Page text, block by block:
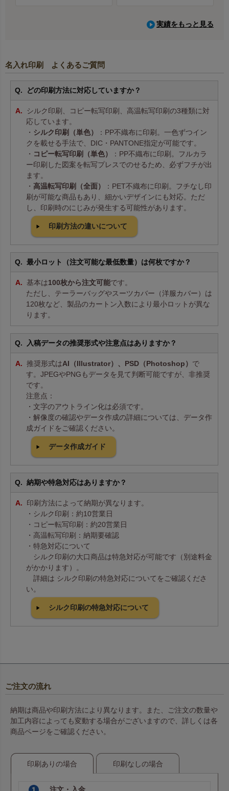
実績をもっと見る
名入れ印刷 よくあるご質問
どの印刷方法に対応していますか？
シルク印刷、コピー転写印刷、高温転写印刷の3種類に対
応しています。
・ シルク印刷（単色）
：PP不織布に印刷。一色ずつイン
クを載せる手法で、DIC・PANTONE指定が可能です。
・ コピー転写印刷（単色）
：PP不織布に印刷。フルカラ
ー印刷した図案を転写プレスでのせるため、必ずフチが出
ます。
・ 高温転写印刷（全面）
：PET不織布に印刷。フチなし印
刷が可能な商品もあり、細かいデザインにも対応。ただ
し、印刷時のにじみが発生する可能性があります。
印刷方法の違いについて
最小ロット（注文可能な最低数量）は何枚ですか？
基本は100枚から注文可能です。
ただし、テーラーバッグやスーツカバー（洋服カバー）は
120枚など、製品のカートン入数により最小ロットが異な
ります。
入稿データの推奨形式や注意点はありますか？
推奨形式はAI（Illustrator）、PSD（Photoshop） で
す。JPEGやPNGもデータを見て判断可能ですが、非推奨
です。
注意点：
・文字のアウトライン化は必須です。
・解像度の確認やデータ作成の詳細については、データ作
成ガイドをご確認ください。
データ作成ガイド
納期や特急対応はありますか？
印刷方法によって納期が異なります。
・シルク印刷：約10営業日
・コピー転写印刷：約20営業日
・高温転写印刷：納期要確認
・特急対応について
シルク印刷の大口商品は特急対応が可能です（別途料金
がかかります）。
詳細は シルク印刷の特急対応についてをご確認くださ
い。
シルク印刷の特急対応について
ご注文の流れ
納期は商品や印刷方法により異なります。また、ご注文の数量や
加工内容によっても変動する場合がございますので、詳しくは各
商品ページをご確認ください。
印刷ありの場合 印刷なしの場合